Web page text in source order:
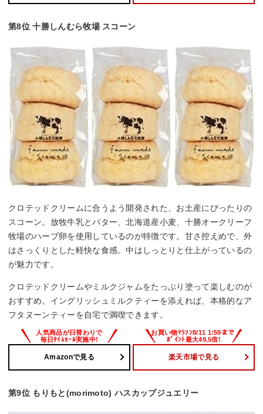
第8位 十勝しんむら牧場 スコーン
クロテッドクリームに合うよう開発された、お土産にぴったりの
スコーン。放牧牛乳とバター、北海道産小麦、十勝オークリーフ
牧場のハーブ卵を使用しているのが特徴です。甘さ控えめで、外
はさっくりとした軽快な食感。中はしっとりと仕上がっているの
が魅力です。
クロテッドクリームやミルクジャムをたっぷり塗って楽しむのが
おすすめ。イングリッシュミルクティーを添えれば、本格的なア
フタヌーンティーを自宅で満喫できます。
Amazonで見る 楽天市場で見る
第9位 もりもと(morimoto) ハスカップジュエリー